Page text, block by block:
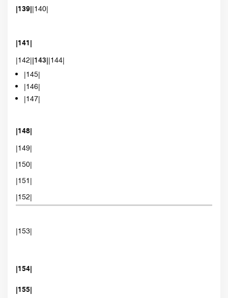
|139||140|
|141|
|142||143||144|
|145|
|146|
|147|
|148|
|149|
|150|
|151|
|152|
|153|
|154|
|155|